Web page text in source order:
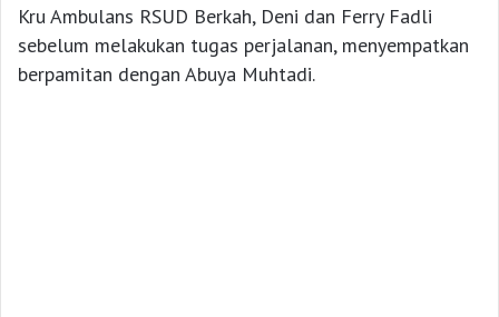
Kru Ambulans RSUD Berkah, Deni dan Ferry Fadli
sebelum melakukan tugas perjalanan, menyempatkan
berpamitan dengan Abuya Muhtadi.